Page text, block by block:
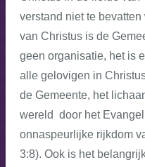
verstand niet te
van Christus is de
geen organisatie, het is
alle gelovigen in
de Gemeente, het
wereld door het
onnaspeurlijke rijkdom
3:8). Ook is het